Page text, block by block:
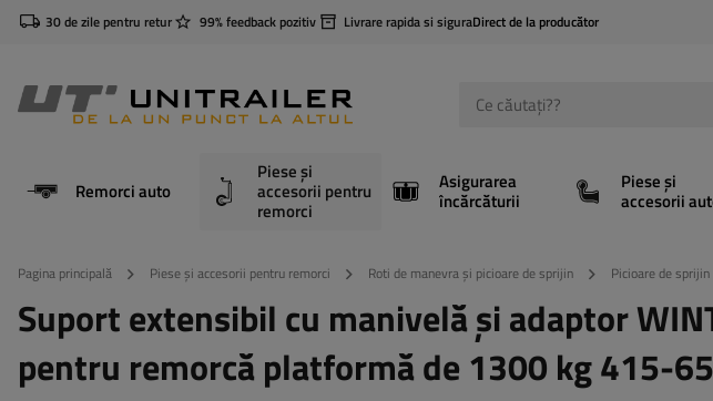
30 de zile pentru retur 99% feedback pozitiv Livrare rapida si siguraDirect de la producător
Remorci auto
Piese și
accesorii pentru
remorci
Asigurarea
încărcăturii
Piese și
accesorii
Pagina principală Piese și accesorii pentru remorci Roti de manevra și picioare de sprijin Picioare de sprijin
Suport extensibil cu manivelă și adaptor
pentru remorcă platformă de 1300 kg 415-